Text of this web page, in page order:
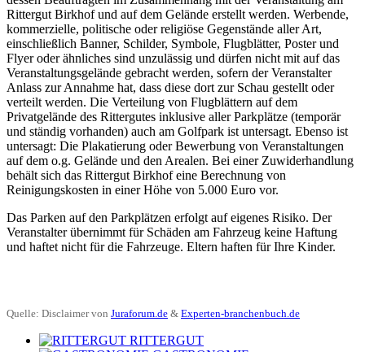
Rittergut Birkhof und auf dem Gelände erstellt werden. Werbende,
kommerzielle, politische oder religiöse Gegenstände aller Art,
einschließlich Banner, Schilder, Symbole, Flugblätter, Poster und
Flyer oder ähnliches sind unzulässig und dürfen nicht mit auf das
Veranstaltungsgelände gebracht werden, sofern der Veranstalter
Anlass zur Annahme hat, dass diese dort zur Schau gestellt oder
verteilt werden. Die Verteilung von Flugblättern auf dem
Privatgelände des Rittergutes inklusive aller Parkplätze (temporär
und ständig vorhanden) auch am Golfpark ist untersagt. Ebenso ist
untersagt: Die Plakatierung oder Bewerbung von Veranstaltungen
auf dem o.g. Gelände und den Arealen. Bei einer Zuwiderhandlung
behält sich das Rittergut Birkhof eine Berechnung von
Reinigungskosten in einer Höhe von 5.000 Euro vor.
Das Parken auf den Parkplätzen erfolgt auf eigenes Risiko. Der
Veranstalter übernimmt für Schäden am Fahrzeug keine Haftung
und haftet nicht für die Fahrzeuge. Eltern haften für Ihre Kinder.
Quelle: Disclaimer von Juraforum.de & Experten-branchenbuch.de
RITTERGUT